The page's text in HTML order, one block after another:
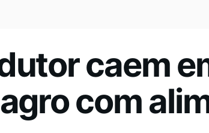
caem
com